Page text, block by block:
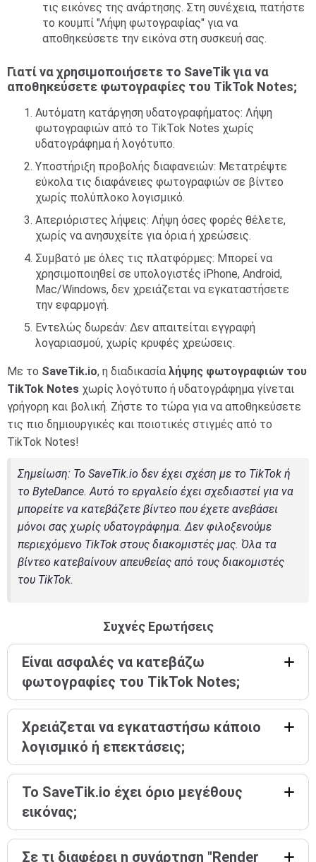
τις εικόνες της ανάρτησης. Στη συνέχεια, πατήστε
το κουμπί "Λήψη φωτογραφίας" για να
αποθηκεύσετε την εικόνα στη συσκευή σας.
Γιατί να χρησιμοποιήσετε το SaveTik για να
αποθηκεύσετε φωτογραφίες του TikTok Notes;
Αυτόματη κατάργηση υδατογραφήματος: Λήψη
φωτογραφιών από το TikTok Notes χωρίς
υδατογράφημα ή λογότυπο.
Υποστήριξη προβολής διαφανειών: Μετατρέψτε
εύκολα τις διαφάνειες φωτογραφιών σε βίντεο
χωρίς πολύπλοκο λογισμικό.
Απεριόριστες λήψεις: Λήψη όσες φορές θέλετε,
χωρίς να ανησυχείτε για όρια ή χρεώσεις.
Συμβατό με όλες τις πλατφόρμες: Μπορεί να
χρησιμοποιηθεί σε υπολογιστές iPhone, Android,
Mac/Windows, δεν χρειάζεται να εγκαταστήσετε
την εφαρμογή.
Εντελώς δωρεάν: Δεν απαιτείται εγγραφή
λογαριασμού, χωρίς κρυφές χρεώσεις.
Με το SaveTik.io, η διαδικασία λήψης φωτογραφιών του
TikTok Notes χωρίς λογότυπο ή υδατογράφημα γίνεται
γρήγορη και βολική. Ζήστε το τώρα για να αποθηκεύσετε
τις πιο δημιουργικές και ποιοτικές στιγμές από το
TikTok Notes!
Σημείωση: Το SaveTik.io δεν έχει σχέση με το TikTok ή
το ByteDance. Αυτό το εργαλείο έχει σχεδιαστεί για να
μπορείτε να κατεβάζετε βίντεο που έχετε ανεβάσει
μόνοι σας χωρίς υδατογράφημα. Δεν φιλοξενούμε
περιεχόμενο TikTok στους διακομιστές μας. Όλα τα
βίντεο κατεβαίνουν απευθείας από τους διακομιστές
του TikTok.
Συχνές Ερωτήσεις
Είναι ασφαλές να κατεβάζω
φωτογραφίες του TikTok Notes;
Χρειάζεται να εγκαταστήσω κάποιο
λογισμικό ή επεκτάσεις;
Το SaveTik.io έχει όριο μεγέθους
εικόνας;
Σε τι διαφέρει η συνάρτηση "Render